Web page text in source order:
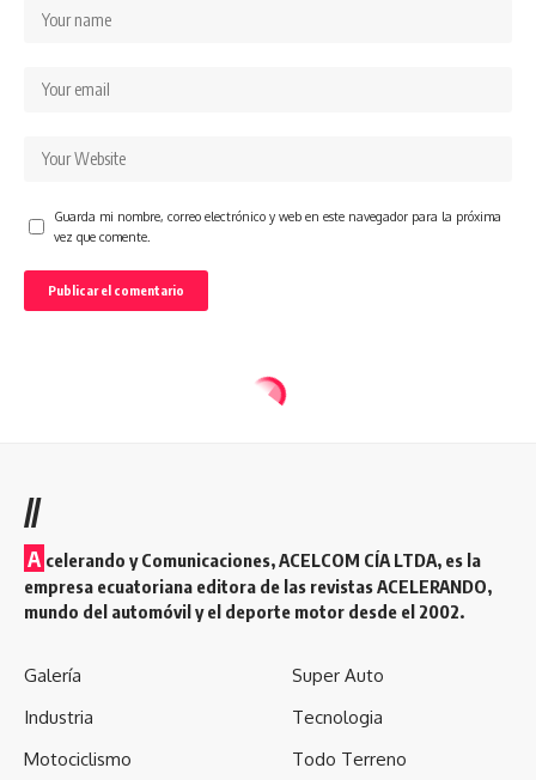
Guarda mi nombre, correo electrónico y web en este navegador para la próxima
vez que comente.
//
A celerando y Comunicaciones, ACELCOM CÍA LTDA, es la
empresa ecuatoriana editora de las revistas ACELERANDO,
mundo del automóvil y el deporte motor desde el 2002.
Galería
Industria
Motociclismo
Super Auto
Tecnologia
Todo Terreno